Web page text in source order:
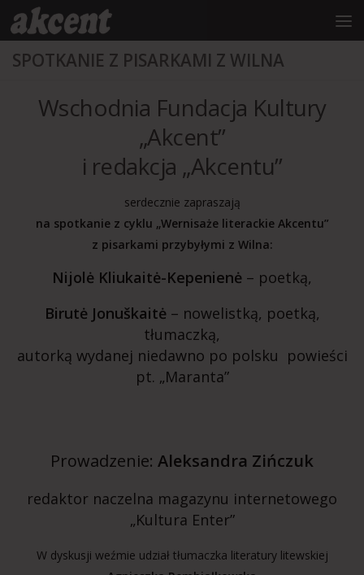
treści
Przejdź do treści
SPOTKANIE Z PISARKAMI Z WILNA
Wschodnia Fundacja Kultury
„Akcent”
i redakcja „Akcentu”
serdecznie zapraszają
na spotkanie z cyklu „Wernisaże literackie Akcentu”
z pisarkami przybyłymi z Wilna:
Nijolė Kliukaitė-Kepenienė – poetką,
Birutė Jonuškaitė– nowelistką, poetką,
tłumaczką,
autorką wydanej niedawno po polsku powieści
pt. „Maranta”
Prowadzenie: Aleksandra Zińczuk
redaktor naczelna magazynu internetowego
„Kultura Enter”
W dyskusji weźmie udział tłumaczka literatury litewskiej